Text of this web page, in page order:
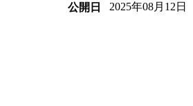
公開日 2025年08月12日